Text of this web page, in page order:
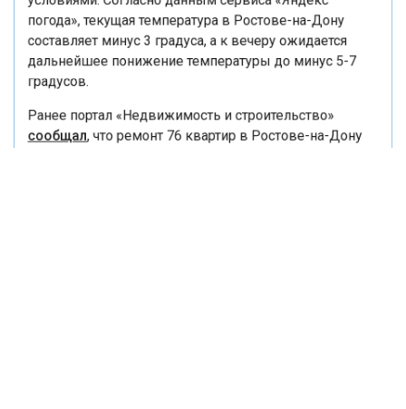
условиями. Согласно данным сервиса «Яндекс
погода», текущая температура в Ростове-на-Дону
составляет минус 3 градуса, а к вечеру ожидается
дальнейшее понижение температуры до минус 5-7
Ранее портал «Недвижимость и строительство»